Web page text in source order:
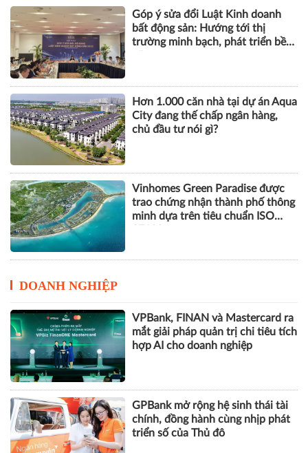
Lộ diện dòng BĐS cao cấp tại Đà
Nẵng lọt tầm ngắm giới thượng
lưu
Góp ý sửa đổi Luật Kinh doanh
bất động sản: Hướng tới thị
trường minh bạch, phát triển bền
Hơn 1.000 căn nhà tại dự án Aqua
City đang thế chấp ngân hàng,
chủ đầu tư nói gì?
37122
DOANH NGHIỆP
VPBank, FINAN và Mastercard ra
mắt giải pháp quản trị chi tiêu tích
hợp AI cho doanh nghiệp